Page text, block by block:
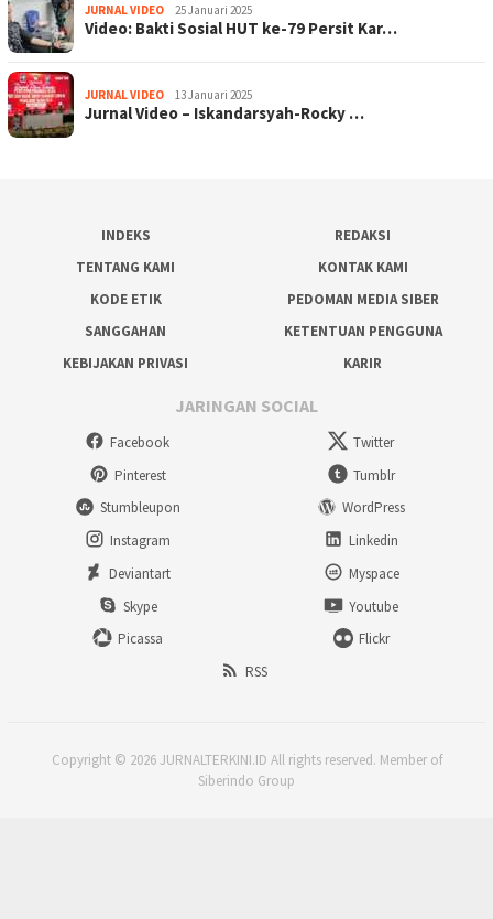
JURNAL VIDEO 25 Januari 2025
Video: Bakti Sosial HUT ke-79 Persit Kar…
JURNAL VIDEO 13 Januari 2025
Jurnal Video – Iskandarsyah-Rocky …
INDEKS
REDAKSI
TENTANG KAMI
KONTAK KAMI
KODE ETIK
PEDOMAN MEDIA SIBER
SANGGAHAN
KETENTUAN PENGGUNA
KEBIJAKAN PRIVASI
KARIR
JARINGAN SOCIAL
Facebook
Twitter
Pinterest
Tumblr
Stumbleupon
WordPress
Instagram
Linkedin
Deviantart
Myspace
Skype
Youtube
Picassa
Flickr
RSS
Copyright © 2026 JURNALTERKINI.ID All rights reserved. Member of
Siberindo Group